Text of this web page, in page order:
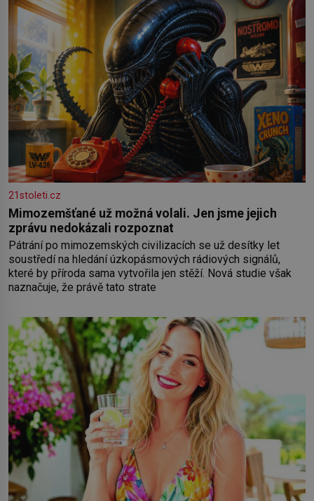
21stoleti.cz
Mimozemšťané už možná volali. Jen jsme jejich
zprávu nedokázali rozpoznat
Pátrání po mimozemských civilizacích se už desítky let
soustředí na hledání úzkopásmových rádiových signálů,
které by příroda sama vytvořila jen stěží. Nová studie však
naznačuje, že právě tato strate